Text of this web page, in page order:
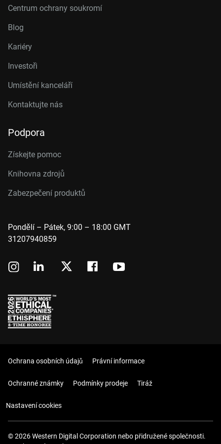
Centrum ochrany soukromí
Blog
Kariéry
Investoři
Umístění kanceláří
Kontaktujte nás
Podpora
Získejte pomoc
Knihovna zdrojů
Zabezpečení produktů
Pondělí – Pátek, 9:00 – 18:00 GMT
31207940859
Ochrana osobních údajů Právní informace
Ochranné známky Podmínky prodeje Tiráž
Nastavení cookies
© 2026 Western Digital Corporation nebo přidružené společnosti.